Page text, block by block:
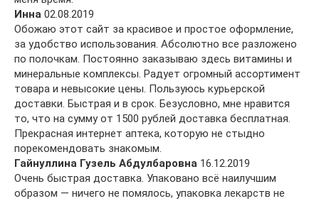
Инна 02.08.2019
Обожаю этот сайт за красивое и простое оформление,
за удобство использования. Абсолютно все разложено
по полочкам. Постоянно заказываю здесь витамины и
минеральные комплексы. Радует огромный ассортимент
товара и невысокие цены. Пользуюсь курьерской
доставки. Быстрая и в срок. Безусловно, мне нравится
то, что на сумму от 1500 рублей доставка бесплатная.
Прекрасная интернет аптека, которую не стыдно
порекомендовать знакомым.
Гайнуллина Гузель Абдулбаровна 16.12.2019
Очень быстрая доставка. Упаковано всё наилучшим
образом — ничего не помялось, упаковка лекарств не